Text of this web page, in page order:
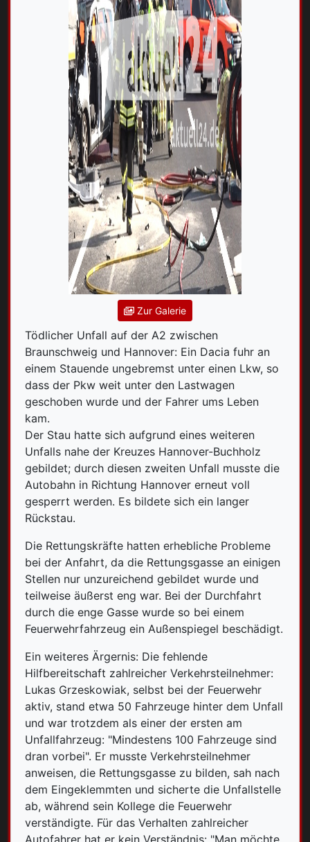
Zur Galerie
Tödlicher Unfall auf der A2 zwischen
Braunschweig und Hannover: Ein Dacia fuhr an
einem Stauende ungebremst unter einen Lkw, so
dass der Pkw weit unter den Lastwagen
geschoben wurde und der Fahrer ums Leben
kam.
Der Stau hatte sich aufgrund eines weiteren
Unfalls nahe der Kreuzes Hannover-Buchholz
gebildet; durch diesen zweiten Unfall musste die
Autobahn in Richtung Hannover erneut voll
gesperrt werden. Es bildete sich ein langer
Rückstau.
Die Rettungskräfte hatten erhebliche Probleme
bei der Anfahrt, da die Rettungsgasse an einigen
Stellen nur unzureichend gebildet wurde und
teilweise äußerst eng war. Bei der Durchfahrt
durch die enge Gasse wurde so bei einem
Feuerwehrfahrzeug ein Außenspiegel beschädigt.
Ein weiteres Ärgernis: Die fehlende
Hilfbereitschaft zahlreicher Verkehrsteilnehmer:
Lukas Grzeskowiak, selbst bei der Feuerwehr
aktiv, stand etwa 50 Fahrzeuge hinter dem Unfall
und war trotzdem als einer der ersten am
Unfallfahrzeug: "Mindestens 100 Fahrzeuge sind
dran vorbei". Er musste Verkehrsteilnehmer
anweisen, die Rettungsgasse zu bilden, sah nach
dem Eingeklemmten und sicherte die Unfallstelle
ab, während sein Kollege die Feuerwehr
verständigte. Für das Verhalten zahlreicher